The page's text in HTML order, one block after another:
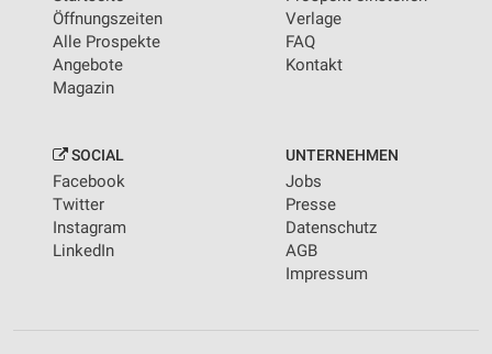
Öffnungszeiten
Alle Prospekte
Angebote
Magazin
Verlage
FAQ
Kontakt
SOCIAL
Facebook
Twitter
Instagram
LinkedIn
UNTERNEHMEN
Jobs
Presse
Datenschutz
AGB
Impressum